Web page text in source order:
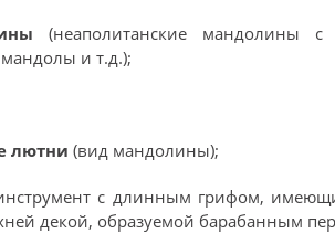
(неаполитанские мандолины
и т.д.);
лютни (вид мандолины);
с длинным грифом,
декой, образуемой барабанным